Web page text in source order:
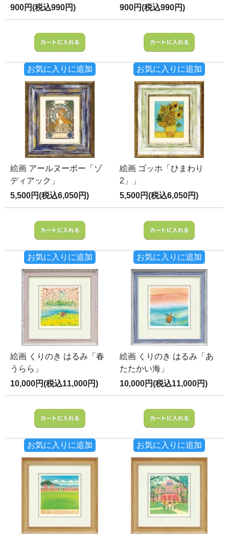
900円(税込990円)
お気に入りに追加
900円(税込990円)
お気に入りに追加
絵画 アールヌーボー「ゾ
ディアック」
5,500円(税込6,050円)
お気に入りに追加
絵画 ゴッホ「ひまわり
2」」
5,500円(税込6,050円)
お気に入りに追加
絵画 くりのき はるみ「春
うらら」
10,000円(税込11,000円)
お気に入りに追加
絵画 くりのき はるみ「あ
たたかい海」
10,000円(税込11,000円)
お気に入りに追加